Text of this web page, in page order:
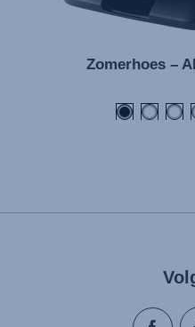
Zomerhoes –